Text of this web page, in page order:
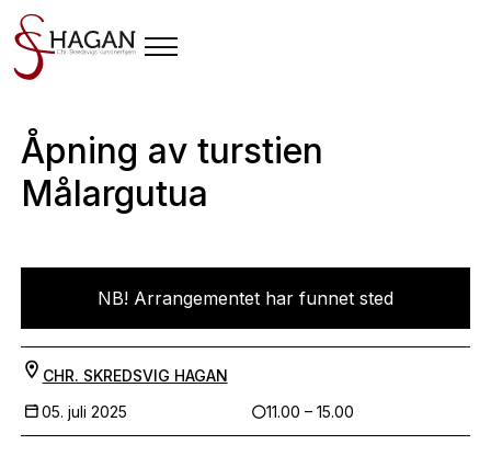
Åpning av turstien
Målargutua
NB! Arrangementet har funnet sted
CHR. SKREDSVIG HAGAN
05. juli 2025
11.00 – 15.00